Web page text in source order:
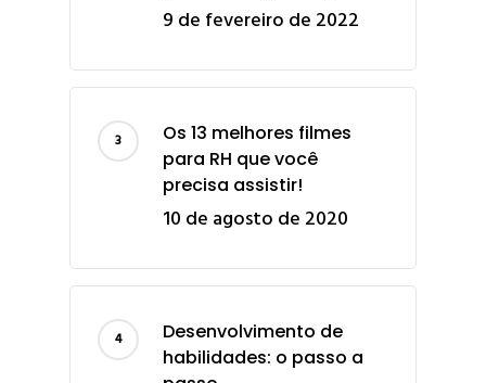
9 de fevereiro de 2022
Os 13 melhores filmes
para RH que você
precisa assistir!
10 de agosto de 2020
Desenvolvimento de
habilidades: o passo a